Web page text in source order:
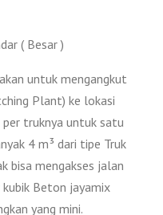
( Besar )
untuk mengangkut
Plant) ke lokasi
per truknya untuk satu
4 m³ dari tipe Truk
bisa mengakses jalan
kubik Beton jayamix
yang mini.